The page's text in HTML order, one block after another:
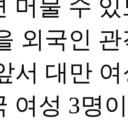
머물 수
외국인
서 대만
여성 3명